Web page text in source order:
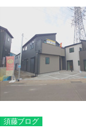
須藤ブログ